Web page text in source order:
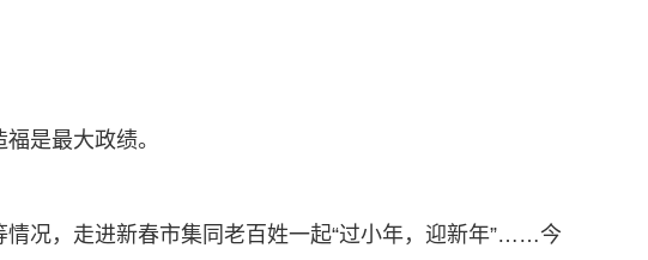
是最大政绩。
况，走进新春市集同老百姓一起“过小年，迎新年”……今